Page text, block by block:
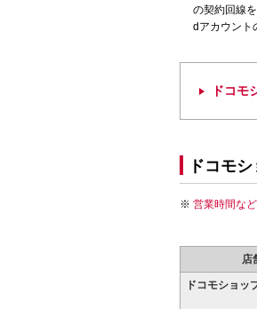
の契約回線
dアカウント
ドコモ
ドコモ
営業時間な
店
ドコモショッ